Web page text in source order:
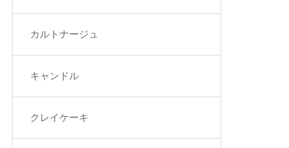
カルトナージュ
キャンドル
クレイケーキ